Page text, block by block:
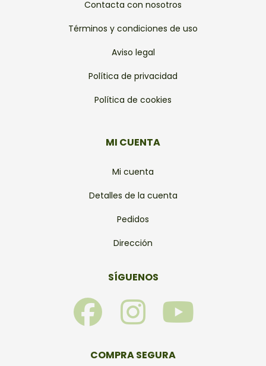
Contacta con nosotros
Términos y condiciones de uso
Aviso legal
Política de privacidad
Política de cookies
MI CUENTA
Mi cuenta
Detalles de la cuenta
Pedidos
Dirección
SÍGUENOS
F
a
I
n
Y
COMPRA SEGURA